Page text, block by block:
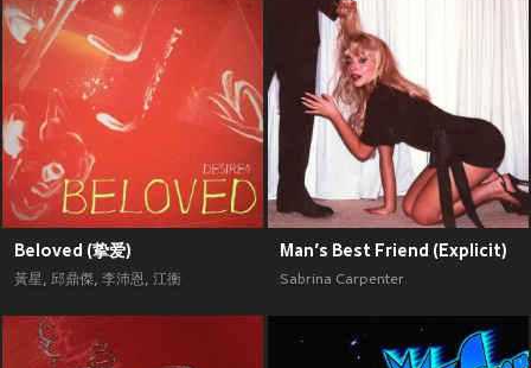
Beloved (挚爱)
黃星, 邱鼎傑, 李沛恩, 江衡
Man’s Best Friend (Explicit)
Sabrina Carpenter